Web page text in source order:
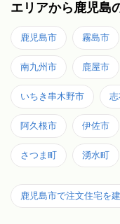
エリアから鹿児島
鹿児島市 霧島市
南九州市 鹿屋市
いちき串木野市
阿久根市 伊佐市
さつま町 湧水町
鹿児島市で注文住宅を